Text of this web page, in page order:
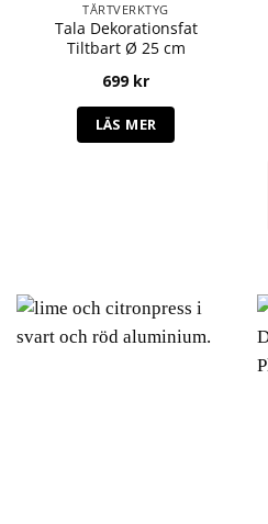
TÅRTVERKTYG
Tala Dekorationsfat
Tiltbart Ø 25 cm
699 kr
LÄS MER